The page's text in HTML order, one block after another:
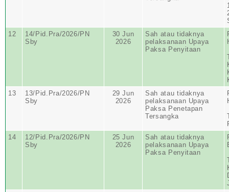
12
14/Pid.Pra/2026/PN
Sby
30 Jun
2026
Sah atau tidaknya
pelaksanaan Upaya
Paksa Penyitaan
13
13/Pid.Pra/2026/PN
Sby
29 Jun
2026
Sah atau tidaknya
pelaksanaan Upaya
Paksa Penetapan
Tersangka
14
12/Pid.Pra/2026/PN
Sby
25 Jun
2026
Sah atau tidaknya
pelaksanaan Upaya
Paksa Penyitaan